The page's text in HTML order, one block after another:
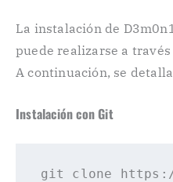
La instalación de
puede realizarse a
A continuación, se
Instalación con Git
git clone https://